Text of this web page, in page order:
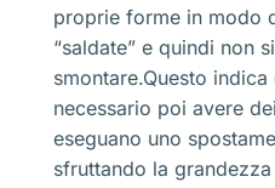
proprie forme in modo
“saldate” e quindi non
smontare.Questo
necessario poi avere
eseguano uno
sfruttando la